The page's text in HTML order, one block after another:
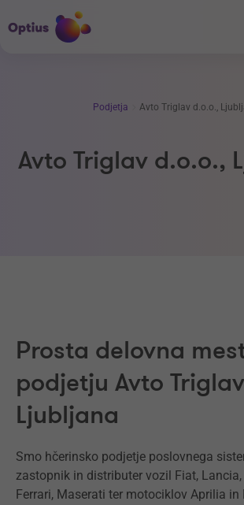
Podjetja Avto Triglav d.o.o.,
Avto Triglav d.o.o.,
Prosta delovna
podjetju Avto
Ljubljana
Smo hčerinsko podjetje poslovnega
zastopnik in distributer vozil Fiat,
Ferrari, Maserati ter motociklov Aprilia in